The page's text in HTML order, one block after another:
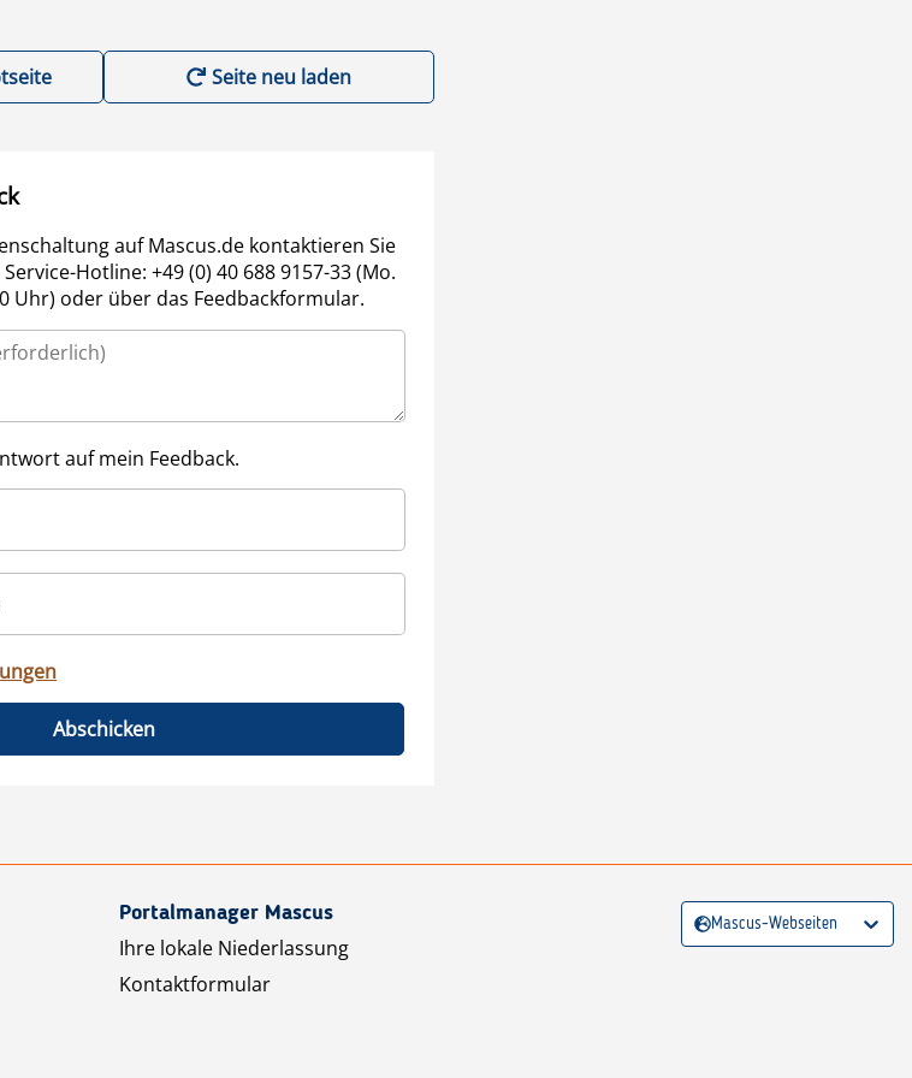
Seite neu laden
auf Mascus.de kontaktieren Sie
Hotline: +49 (0) 40 688 9157-33 (Mo.
Uhr) oder über das Feedbackformular.
auf mein Feedback.
Abschicken
Portalmanager Mascus
Ihre lokale Niederlassung
Kontaktformular
Mascus-Webseiten